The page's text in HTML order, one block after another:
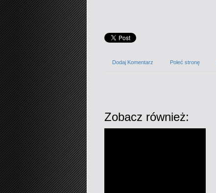
Dodaj Komentarz Poleć stronę
Zobacz również: